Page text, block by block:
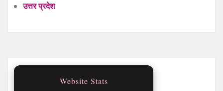
उत्तर प्रदेश
Website Stats